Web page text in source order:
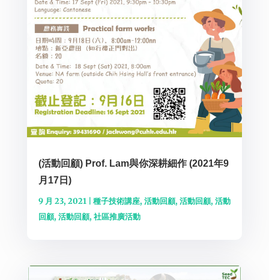
(活動回顧) Prof. Lam與你深耕細作 (2021年9
月17日)
9 月 23, 2021| 種子技術講座, 活動回顧, 活動回顧, 活動
回顧, 活動回顧, 社區推廣活動